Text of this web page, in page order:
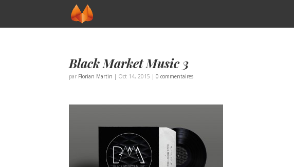
Black Market Music 3
par Florian Martin | Oct 14, 2015 |0 commentaires